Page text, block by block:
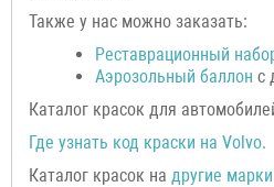
Также у нас можно заказать:
Реставрационный н
Аэрозольный баллон с
Каталог красок для
Где узнать код краски на Volvo.
Каталог красок на другие